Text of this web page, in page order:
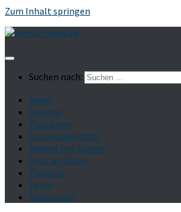
Zum Inhalt springen
Suchen nach:
News
Reviews
Tourdates
Konzertberichte
Behind the Scenes
Shot on Stage
Playlists
Team
Newsletter